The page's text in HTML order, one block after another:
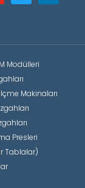
Modülleri
Makinaları
Presleri
Tablalar)